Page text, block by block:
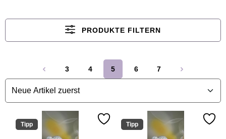
PRODUKTE FILTERN
Seite
3
Seite
4
Seite
5
Seite
6
Seite
7
Tipp Tipp